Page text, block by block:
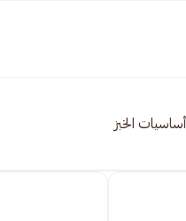
أساسيات الخبز